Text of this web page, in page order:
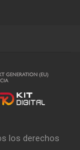
los derechos